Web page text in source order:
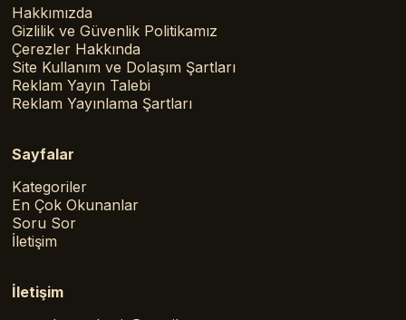
Hakkımızda
Gizlilik ve Güvenlik Politikamız
Çerezler Hakkında
Site Kullanım ve Dolaşım Şartları
Reklam Yayın Talebi
Reklam Yayınlama Şartları
Sayfalar
Kategoriler
En Çok Okunanlar
Soru Sor
İletişim
İletişim